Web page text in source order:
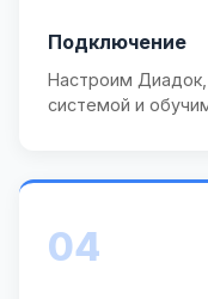
Подключение
Настроим Диадок,
системой и
04